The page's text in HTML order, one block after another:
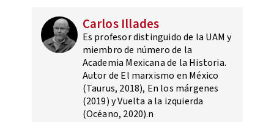
Carlos Illades
Es profesor distinguido de la UAM y
miembro de número de la
Academia Mexicana de la Historia.
Autor de El marxismo en México
(Taurus, 2018), En los márgenes
(2019) y Vuelta a la izquierda
(Océano, 2020).n